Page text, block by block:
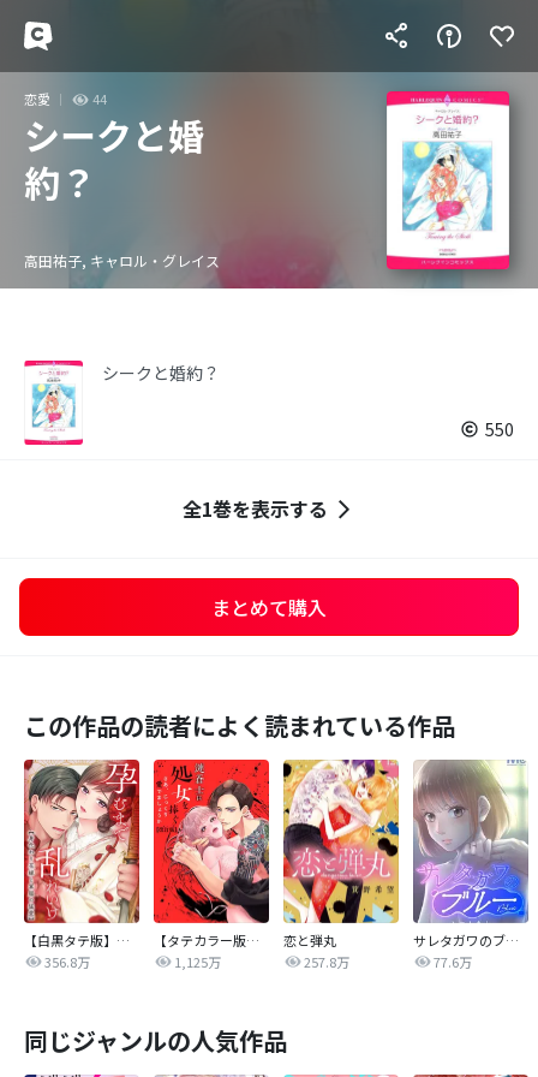
恋愛 44
シークと婚
約？
高田祐子, キャロル・グレイス
シークと婚約？
550
全1巻を表示する
まとめて購入
この作品の読者によく読まれている作品
【白黒タテ版】孕むまで乱れいけ～身代わり花嫁と軍服の猛愛
356.8万
【タテカラー版】漣蒼士に処女を捧ぐ～さあ、じっくり愛でましょうか
1,125万
恋と弾丸
257.8万
サレタガワのブルー【タテヨミ】
77.6万
同じジャンルの人気作品